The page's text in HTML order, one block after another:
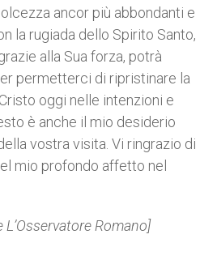
ancor più abbondanti e
la rugiada dello Spirito Santo,
alla Sua forza, potrà
permetterci di ripristinare la
oggi nelle intenzioni e
è anche il mio desiderio
vostra visita. Vi ringrazio di
mio profondo affetto nel
Romano]